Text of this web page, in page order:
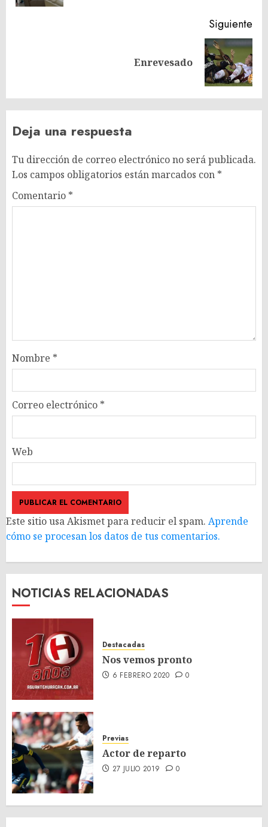
Siguiente
Enrevesado
Deja una respuesta
Tu dirección de correo electrónico no será publicada.
Los campos obligatorios están marcados con *
Comentario *
Nombre *
Correo electrónico *
Web
Este sitio usa Akismet para reducir el spam. Aprende
cómo se procesan los datos de tus comentarios.
NOTICIAS RELACIONADAS
Destacadas
Nos vemos pronto
6 FEBRERO 2020 0
Previas
Actor de reparto
27 JULIO 2019 0